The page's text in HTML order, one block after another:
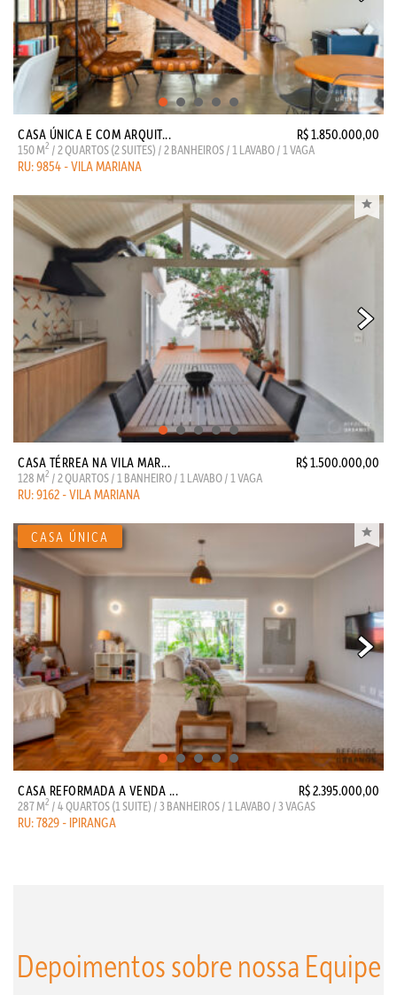
CASA ÚNICA E COM ARQUIT... R$ 1.850.000,00
150 M2 / 2 QUARTOS (2 SUITES) / 2 BANHEIROS / 1 LAVABO / 1 VAGA
RU: 9854 - VILA MARIANA
CASA TÉRREA NA VILA MAR... R$ 1.500.000,00
128 M2 / 2 QUARTOS / 1 BANHEIRO / 1 LAVABO / 1 VAGA
RU: 9162 - VILA MARIANA
CASA REFORMADA A VENDA ... R$ 2.395.000,00
287 M2 / 4 QUARTOS (1 SUITE) / 3 BANHEIROS / 1 LAVABO / 3 VAGAS
RU: 7829 - IPIRANGA
Depoimentos sobre nossa Equipe